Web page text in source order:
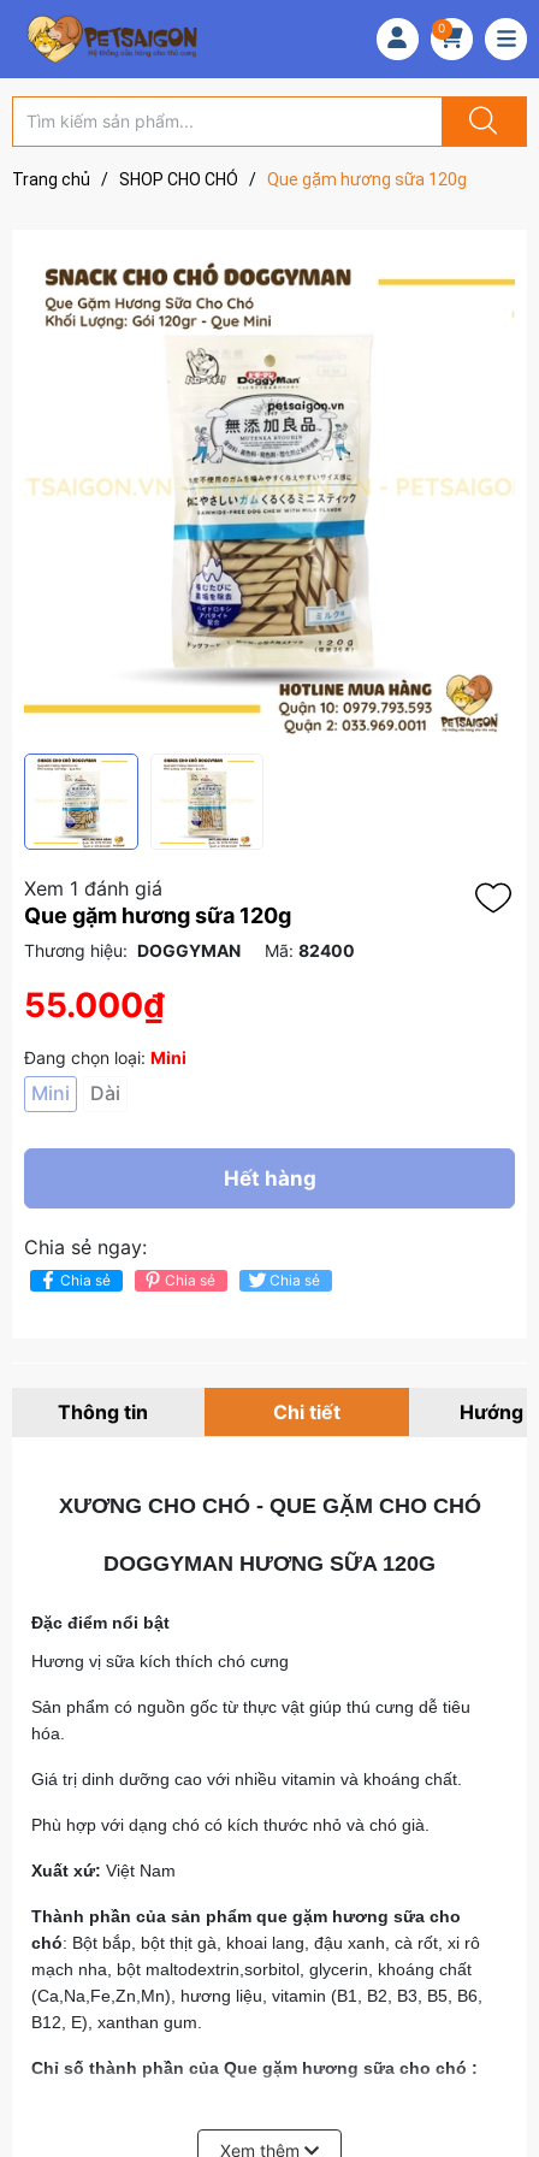
0
Trang chủ / SHOP CHO CHÓ / Que gặm hương sữa 120g
Xem 1 đánh giá
Que gặm hương sữa 120g
Thương hiệu: DOGGYMAN Mã: 82400
55.000₫
Đang chọn loại: Mini
Mini Dài
Hết hàng
Chia sẻ ngay:
Chia sẻ Chia sẻ Chia sẻ
Thông tin Chi tiết Hướng
XƯƠNG CHO CHÓ - QUE GẶM CHO CHÓ
DOGGYMAN HƯƠNG SỮA 120G
Đặc điểm nổi bật
Hương vị sữa kích thích chó cưng
Sản phẩm có nguồn gốc từ thực vật giúp thú cưng dễ tiêu
hóa.
Giá trị dinh dưỡng cao với nhiều vitamin và khoáng chất.
Phù hợp với dạng chó có kích thước nhỏ và chó già.
Xuất xứ: Việt Nam
Thành phần của sản phẩm que gặm hương sữa cho
chó: Bột bắp, bột thịt gà, khoai lang, đậu xanh, cà rốt, xi rô
mạch nha, bột maltodextrin,sorbitol, glycerin, khoáng chất
(Ca,Na,Fe,Zn,Mn), hương liệu, vitamin (B1, B2, B3, B5, B6,
B12, E), xanthan gum.
Chỉ số thành phần của Que gặm hương sữa cho chó :
Xem thêm